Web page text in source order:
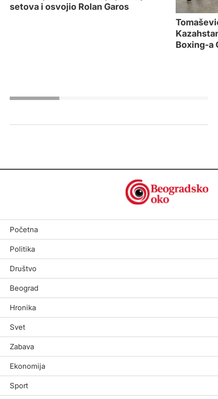
setova i osvojio Rolan Garos
Boxing-a
Početna
Politika
Društvo
Beograd
Hronika
Svet
Zabava
Ekonomija
Sport